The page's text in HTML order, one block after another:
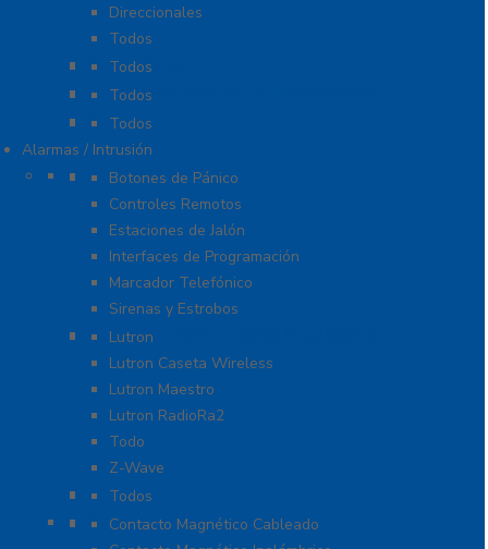
Direccionales
Todos
Probadores
Todos
Protección Contra Sobretensiones
Todos
Cables
Todos
Alarmas / Intrusión
Accesorios
Botones de Pánico
Controles Remotos
Estaciones de Jalón
Interfaces de Programación
Marcador Telefónico
Sirenas y Estrobos
Automatización – Casa Inteligente
Lutron
Lutron Caseta Wireless
Lutron Maestro
Lutron RadioRa2
Todo
Z-Wave
Cables
Todos
Contactos Magnéticos
Contacto Magnético Cableado